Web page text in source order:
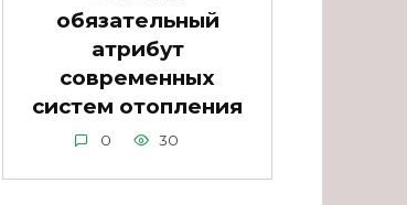
обязательный
атрибут
современных
систем отопления
0 30